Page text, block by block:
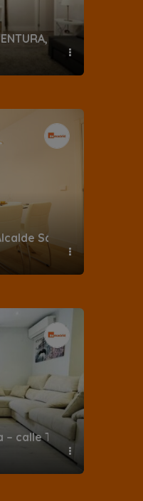
PALACIO
Sainz de Baranda
calle Tabernillas